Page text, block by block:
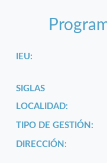
IEU:
SIGLAS
LOCALIDAD:
TIPO DE GESTIÓN:
DIRECCIÓN: